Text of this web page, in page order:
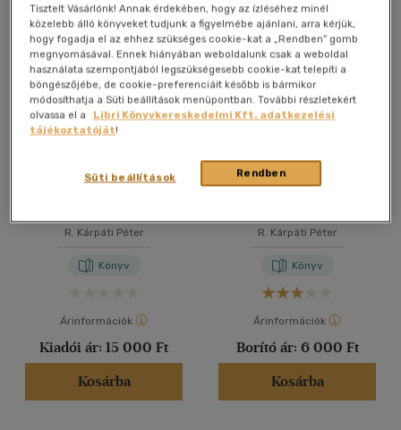
40 db / oldal
Alkalmaz
Összesen6db
R. Kárpáti Péter
Könyv
Árinformációk
Kiadói ár: 15 000 Ft
Kosárba
R. Kárpáti Péter
Könyv
Árinformációk
Borító ár: 6 000 Ft
Kosárba
Tisztelt Vásárlónk! Annak érdekében, hogy az ízléséhez minél
közelebb álló könyveket tudjunk a figyelmébe ajánlani, arra kérjük,
hogy fogadja el az ehhez szükséges cookie-kat a „Rendben” gomb
megnyomásával. Ennek hiányában weboldalunk csak a weboldal
használata szempontjából legszükségesebb cookie-kat telepíti a
böngészőjébe, de cookie-preferenciáit később is bármikor
módosíthatja a Süti beállítások menüpontban. További részletekért
olvassa el a
Libri Könyvkereskedelmi Kft. adatkezelési
tájékoztatóját!
Rendben
Süti beállítások